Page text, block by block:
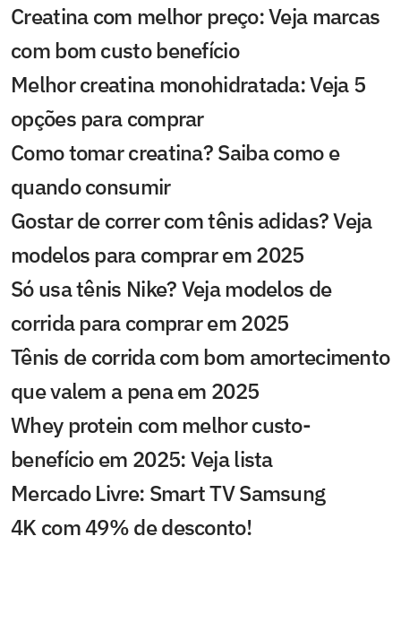
Creatina com melhor preço: Veja marcas
com bom custo benefício
Melhor creatina monohidratada: Veja 5
opções para comprar
Como tomar creatina? Saiba como e
quando consumir
Gostar de correr com tênis adidas? Veja
modelos para comprar em 2025
Só usa tênis Nike? Veja modelos de
corrida para comprar em 2025
Tênis de corrida com bom amortecimento
que valem a pena em 2025
Whey protein com melhor custo-
benefício em 2025: Veja lista
Mercado Livre: Smart TV Samsung
4K com 49% de desconto!